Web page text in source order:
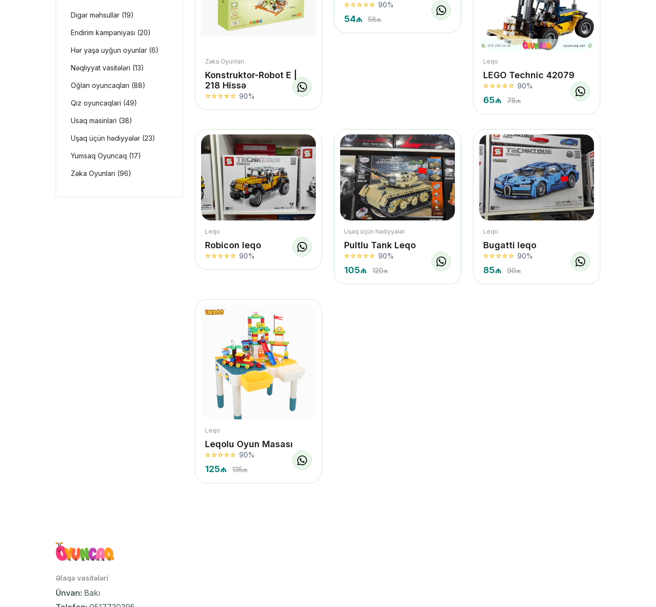
Zəka Oyunları
Konstruktor-Robot E |
218 Hissə
90%
90%
54₼ 58₼
Leqo
LEGO Technic 42079
90%
65₼ 78₼
Leqo
Robicon leqo
90%
Uşaq üçün hədiyyələr
Pultlu Tank Leqo
90%
105₼ 120₼
Leqo
Bugatti leqo
90%
85₼ 90₼
Leqo
Leqolu Oyun Masası
90%
125₼ 135₼
Digər məhsullar (19)
Endirim kampaniyası (20)
Hər yaşa uyğun oyunlar (6)
Nəqliyyat vasitələri (13)
Oğlan oyuncaqları (88)
Qız oyuncaqlari (49)
Usaq masinlari (38)
Uşaq üçün hədiyyələr (23)
Yumsaq Oyuncaq (17)
Zəka Oyunları (96)
Əlaqə vasitələri
Ünvan: Bakı